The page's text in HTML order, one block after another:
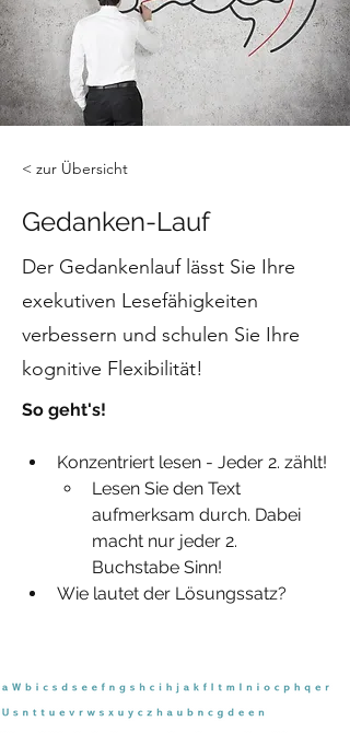
< zur Übersicht
Gedanken-Lauf
Der Gedankenlauf lässt Sie Ihre
exekutiven Lesefähigkeiten
verbessern und schulen Sie Ihre
kognitive Flexibilität!
So geht's!
Konzentriert lesen - Jeder 2. zählt!
Lesen Sie den Text
aufmerksam durch. Dabei
macht nur jeder 2.
Buchstabe Sinn!
Wie lautet der Lösungssatz?